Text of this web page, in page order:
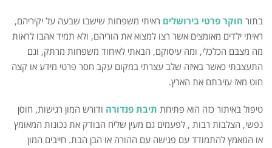
בתור חוקר פרטי בירושלים ראיתי משפחות שישבו שבעה על יקיריהם,
ראיתי ילדים מאומצים אשר רצו למצוא את הוריהם, ולא תמיד אהבו לראות
מה מצבם הכלכלי, ומה עיסוקם, הבאתי לאיחוד משפחות מרתק, וגם
התעצבתי כאשר באיזה שלב עצרתי במקום עקב חסר פרטי מידע או קצה
חוט מאז עזיבתם את הארץ.
טיפול באיתור כזה הוא פתיחת תיבת פנדורה ודורש המון רגישות, חוסן
נפשי, הצלבות רבות , לפעמים גם מעין שליח הבודק את נכונות המאומץ
או המאמץ להתמודד עם פגישה עם ההורה או הבן הבת. חייבים המון